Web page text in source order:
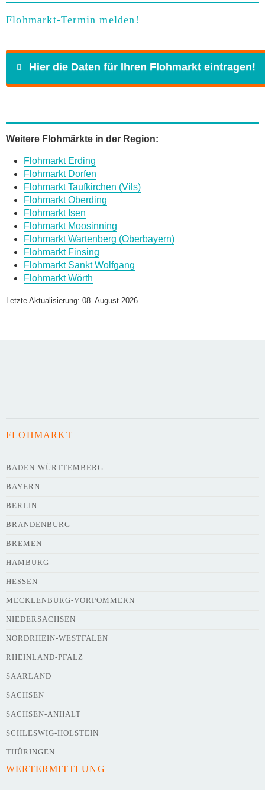
Flohmarkt-Termin melden!
Hier die Daten für Ihren Flohmarkt eintragen!
E-Mail*
Daten des Flohmarkts
Name des Flohmarkts
Webseite
Kurze Beschreibung des Flohmarkts
Kontaktdaten des Veranstalters
Weitere Flohmärkte in der Region:
Flohmarkt Erding
Flohmarkt Dorfen
Flohmarkt Taufkirchen (Vils)
Flohmarkt Oberding
Flohmarkt Isen
Flohmarkt Moosinning
Flohmarkt Wartenberg (Oberbayern)
Flohmarkt Finsing
Flohmarkt Sankt Wolfgang
Flohmarkt Wörth
Letzte Aktualisierung: 08. August 2026
FLOHMARKT
BADEN-WÜRTTEMBERG
BAYERN
BERLIN
BRANDENBURG
BREMEN
HAMBURG
HESSEN
MECKLENBURG-VORPOMMERN
NIEDERSACHSEN
NORDRHEIN-WESTFALEN
RHEINLAND-PFALZ
SAARLAND
SACHSEN
SACHSEN-ANHALT
SCHLESWIG-HOLSTEIN
THÜRINGEN
WERTERMITTLUNG